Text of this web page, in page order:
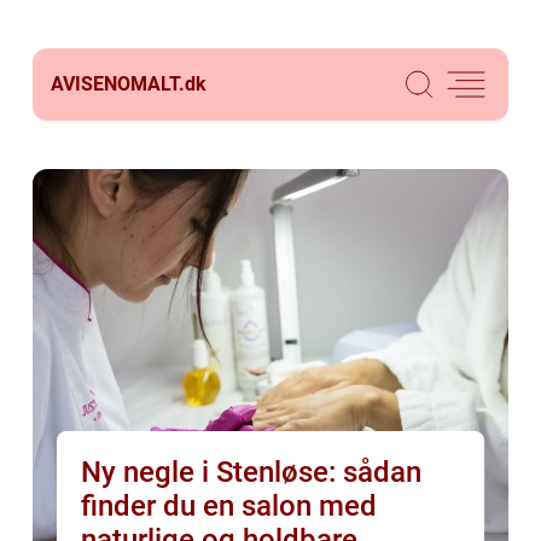
AVISENOMALT.dk
Ny negle i Stenløse: sådan
finder du en salon med